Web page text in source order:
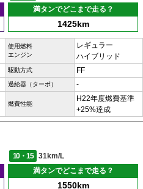
満タンでどこまで走る？
1425km
使用燃料
エンジン
レギュラー
ハイブリッド
駆動方式 FF
過給器（ターボ） -
燃費性能
H22年度燃費基準
+25%達成
10・15
31km/L
満タンでどこまで走る？
1550km